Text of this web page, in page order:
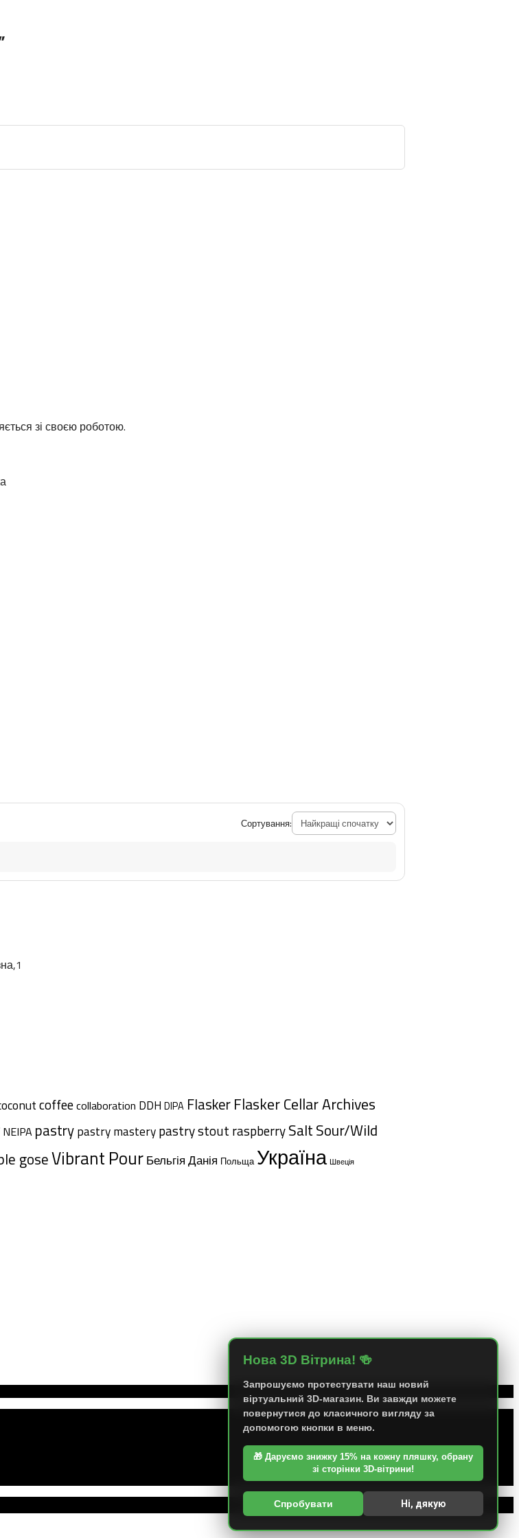
зі своєю роботою.
Сортування:
coffeecollaboration DDH DIPA FlaskerFlasker Cellar Archives
NEIPA pastrypastry masterypastry stout raspberrySaltSour/Wild
goseVibrant PourБельгіяДанія Польща Україна Швеція
Нова 3D Вітрина! 🍻
Запрошуємо протестувати наш новий
віртуальний 3D-магазин. Ви завжди можете
повернутися до класичного вигляду за
допомогою кнопки в меню.
🎁 Даруємо знижку 15% на кожну пляшку, обрану
зі сторінки 3D-вітрини!
Спробувати Ні, дякую